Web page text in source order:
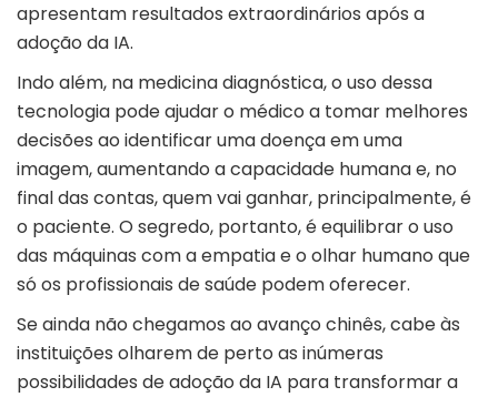
apresentam resultados extraordinários após a
adoção da IA.
Indo além, na medicina diagnóstica, o uso dessa
tecnologia pode ajudar o médico a tomar melhores
decisões ao identificar uma doença em uma
imagem, aumentando a capacidade humana e, no
final das contas, quem vai ganhar, principalmente, é
o paciente. O segredo, portanto, é equilibrar o uso
das máquinas com a empatia e o olhar humano que
só os profissionais de saúde podem oferecer.
Se ainda não chegamos ao avanço chinês, cabe às
instituições olharem de perto as inúmeras
possibilidades de adoção da IA para transformar a